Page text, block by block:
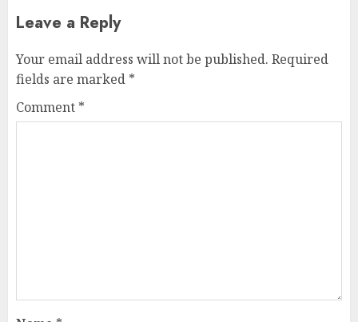
Leave a Reply
Your email address will not be published. Required
fields are marked *
Comment *